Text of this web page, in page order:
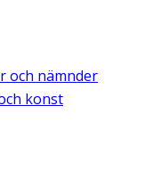
och nämnder
konst